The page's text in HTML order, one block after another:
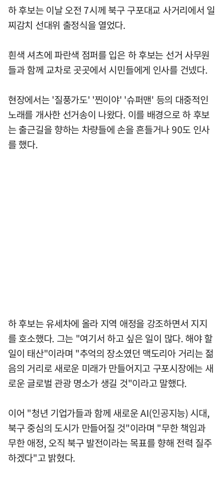
하 후보는 이날 오전 7시께 북구 구포대교 사거리에서 일
찌감치 선대위 출정식을 열었다.
흰색 셔츠에 파란색 점퍼를 입은 하 후보는 선거 사무원
들과 함께 교차로 곳곳에서 시민들에게 인사를 건넸다.
현장에서는 '질풍가도' '찐이야' '슈퍼맨' 등의 대중적인
노래를 개사한 선거송이 나왔다. 이를 배경으로 하 후보
는 출근길을 향하는 차량들에 손을 흔들거나 90도 인사
를 했다.
하 후보는 유세차에 올라 지역 애정을 강조하면서 지지
를 호소했다. 그는 "여기서 하고 싶은 일이 많다. 해야 할
일이 태산"이라며 "추억의 장소였던 맥도리아 거리는 젊
음의 거리로 새로운 미래가 만들어지고 구포시장에는 새
로운 글로벌 관광 명소가 생길 것"이라고 말했다.
이어 "청년 기업가들과 함께 새로운 AI(인공지능) 시대,
북구 중심의 도시가 만들어질 것"이라며 "무한 책임과
무한 애정, 오직 북구 발전이라는 목표를 향해 전력 질주
하겠다"고 밝혔다.